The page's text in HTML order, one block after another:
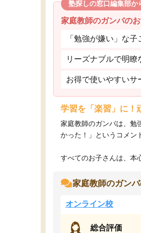
塾探しの窓口編集部か
家庭教師のガンバの
「勉強が嫌い」な
リーズナブルで明
お得で使いやすい
学習を「楽習」に！
家庭教師のガンバは、勉
かった！」というコメン
すべてのお子さんは、本
家庭教師のガン
オンライン校
総合評価